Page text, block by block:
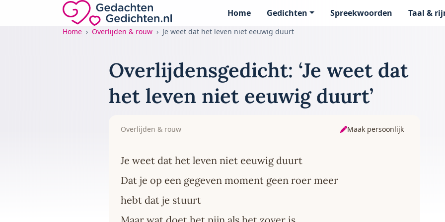
Direct naar de inhoud
Gedachten-Gedichten.nl — naar de homepage
Home Gedichten Spreekwoorden Taal &
Home Overlijden & rouw Je weet dat het leven niet eeuwig duurt
Overlijdensgedicht: ‘Je weet dat
het leven niet eeuwig duurt’
Overlijden & rouw Maak persoonlijk
Je weet dat het leven niet eeuwig duurt
Dat je op een gegeven moment geen roer meer
hebt dat je stuurt